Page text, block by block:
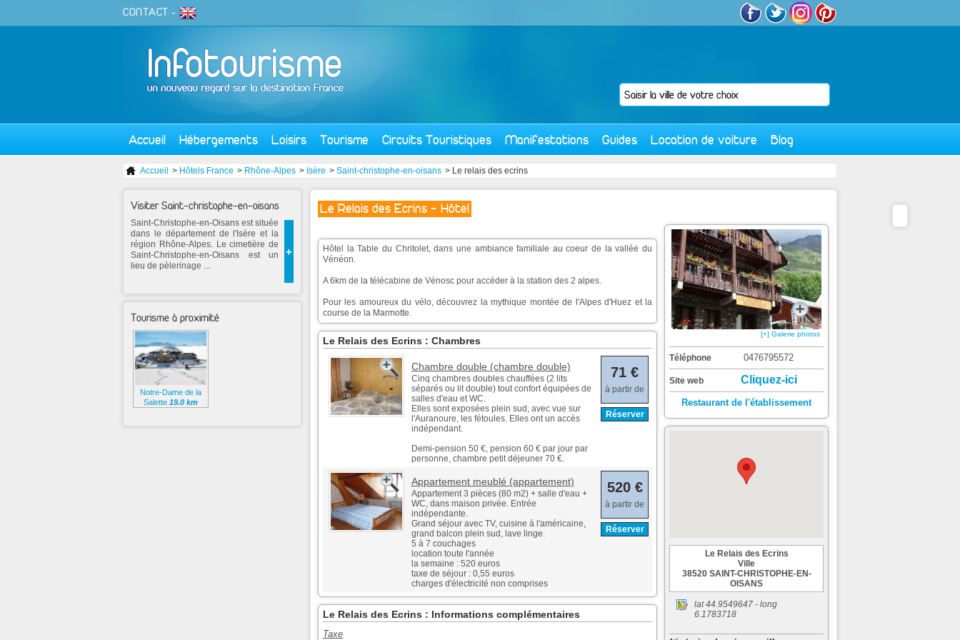
CONTACT -
Accueil Hébergements Loisirs Tourisme Circuits Touristiques Manifestations Guides Location de voiture Blog
Accueil > Hôtels France > Rhône-Alpes > Isère > Saint-christophe-en-oisans > Le relais des ecrins
Le Relais des Ecrins - Hôtel
Hôtel la Table du Chritolet, dans une ambiance familiale au coeur de la vallée du
Vénéon.
A 6km de la télécabine de Vénosc pour accéder à la station des 2 alpes.
Pour les amoureux du vélo, découvrez la mythique montée de l'Alpes d'Huez et la
course de la Marmotte.
Le Relais des Ecrins : Chambres
Chambre double (chambre double)
Cinq chambres doubles chauffées (2 lits
séparés ou lit double) tout confort équipées de
salles d'eau et WC.
Elles sont exposées plein sud, avec vue sur
l'Auranoure, les fétoules. Elles ont un accès
indépendant.
Demi-pension 50 €, pension 60 € par jour par
personne, chambre petit déjeuner 70 €.
71 €
à partir de
Réserver
Appartement meublé (appartement)
Appartement 3 pièces (80 m2) + salle d'eau +
WC, dans maison privée. Entrée
indépendante.
Grand séjour avec TV, cuisine à l'américaine,
grand balcon plein sud, lave linge.
5 à 7 couchages
location toute l'année
la semaine : 520 euros
taxe de séjour : 0,55 euros
charges d'électricité non comprises
520 €
à partir de
Réserver
Le Relais des Ecrins : Informations complémentaires
Taxe
[+] Galerie photos
Téléphone 0476795572
Site web Cliquez-ici
Restaurant de l'établissement
Le Relais des Ecrins
Ville
38520 SAINT-CHRISTOPHE-EN-
OISANS
lat44.9549647 - long
6.1783718
Visiter Saint-christophe-en-oisans
+
Saint-Christophe-en-Oisans est située
dans le département de l'Isère et la
région Rhône-Alpes. Le cimetière de
Saint-Christophe-en-Oisans est un
lieu de pèlerinage ...
Tourisme à proximité
Notre-Dame de la
Salette 19.0 km